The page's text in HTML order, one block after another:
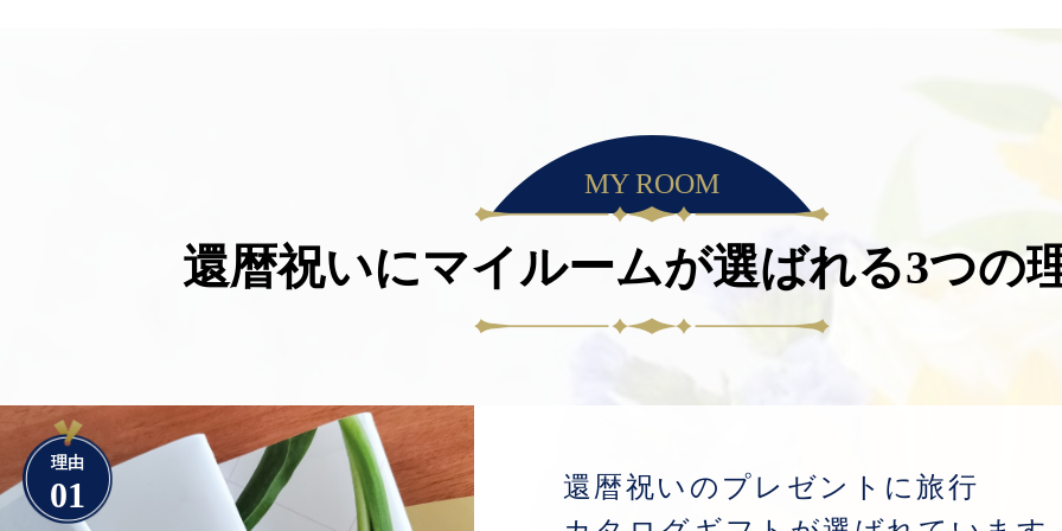
MY ROOM
還暦祝いにマイルームが選ばれる3つの
理由
01
還暦祝いのプレゼントに旅行